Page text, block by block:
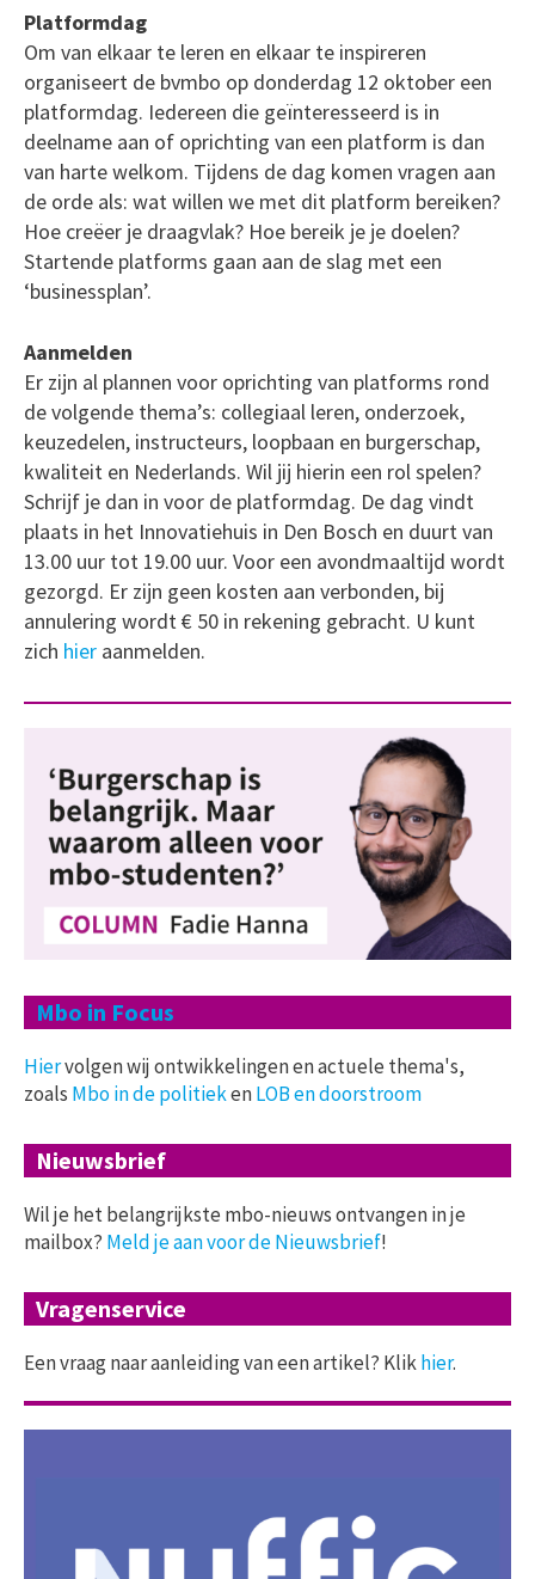
Platformdag
Om van elkaar te leren en elkaar te inspireren
organiseert de bvmbo op donderdag 12 oktober een
platformdag. Iedereen die geïnteresseerd is in
deelname aan of oprichting van een platform is dan
van harte welkom. Tijdens de dag komen vragen aan
de orde als: wat willen we met dit platform bereiken?
Hoe creëer je draagvlak? Hoe bereik je je doelen?
Startende platforms gaan aan de slag met een
‘businessplan’.
Aanmelden
Er zijn al plannen voor oprichting van platforms rond
de volgende thema’s: collegiaal leren, onderzoek,
keuzedelen, instructeurs, loopbaan en burgerschap,
kwaliteit en Nederlands. Wil jij hierin een rol spelen?
Schrijf je dan in voor de platformdag. De dag vindt
plaats in het Innovatiehuis in Den Bosch en duurt van
13.00 uur tot 19.00 uur. Voor een avondmaaltijd wordt
gezorgd. Er zijn geen kosten aan verbonden, bij
annulering wordt € 50 in rekening gebracht. U kunt
zich hier aanmelden.
Mbo in Focus
Hiervolgen wij ontwikkelingen en actuele thema's,
zoals Mbo in de politiekenLOB en doorstroom
Nieuwsbrief
Wil je het belangrijkste mbo-nieuws ontvangen in je
mailbox? Meld je aan voor de Nieuwsbrief!
Vragenservice
Een vraag naar aanleiding van een artikel? Klikhier.